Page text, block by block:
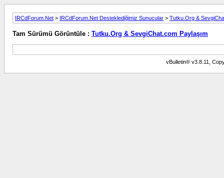
IRCdForum.Net > IRCdForum.Net Desteklediğimiz Sunucular > Tutku.Org &
Tam Sürümü Görüntüle : Tutku.Org & SevgiChat.com Paylaşım
vBulletin® v3.8.11,